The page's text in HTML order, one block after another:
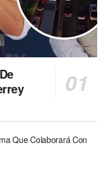
Que Colaborará Con